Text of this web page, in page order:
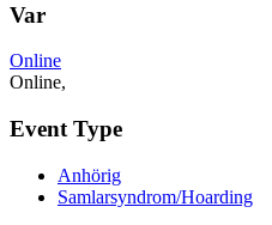
Var
Online
Online,
Event Type
Anhörig
Samlarsyndrom/Hoarding